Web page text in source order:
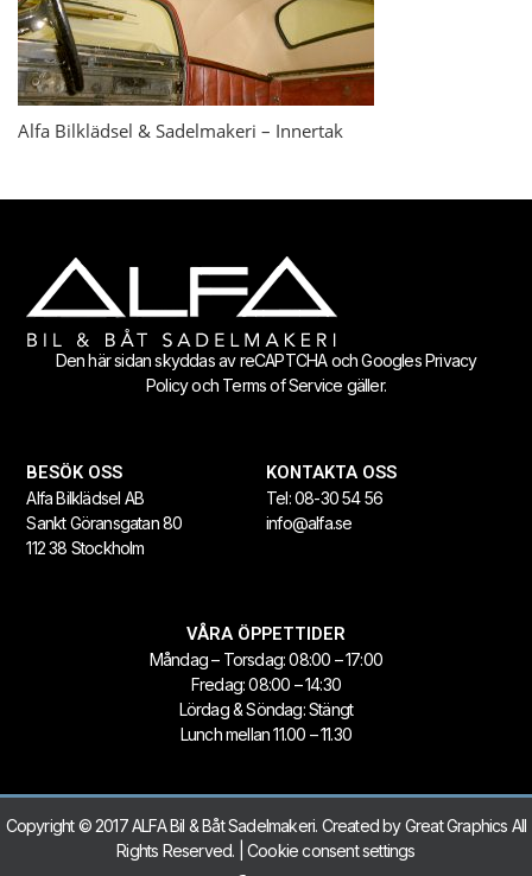
Alfa Bilklädsel & Sadelmakeri – Innertak
Den här sidan skyddas av reCAPTCHA och GooglesPrivacy
Policyoch Terms of Service gäller.
BESÖK OSS
Alfa Bilklädsel AB
Sankt Göransgatan 80
112 38 Stockholm
KONTAKTA OSS
Tel:08-30 54 56
info@alfa.se
VÅRA ÖPPETTIDER
Måndag – Torsdag: 08:00 – 17:00
Fredag: 08:00 – 14:30
Lördag & Söndag: Stängt
Lunch mellan 11.00 – 11.30
Copyright © 2017 ALFA Bil & Båt Sadelmakeri. Created byGreat Graphics All
Rights Reserved. |Cookie consent settings